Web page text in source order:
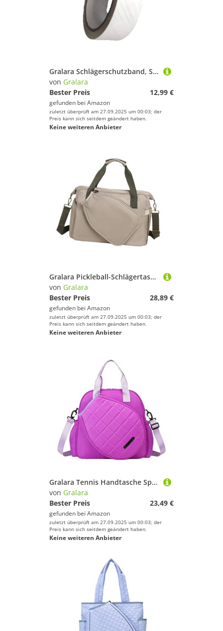
Gralara Schlägerschutzband, Selbstklebend, 5 M Lang, Wasserdicht, Schlägerkopfschutz
von Gralara
Bester Preis
12,99 €
gefunden bei Amazon
zuletzt überprüft am 27.09.2025 um 00:03; der
Preis kann sich seitdem geändert haben.
Keine weiteren Anbieter
Gralara Pickleball-Schlägertasche, Pickleball-Schlägertasche, Oxford-Stoff, Leichter professioneller Outdoor-Sport mit verstellbarem Riemen, GrÜn
von Gralara
Bester Preis
28,89 €
gefunden bei Amazon
zuletzt überprüft am 27.09.2025 um 00:03; der
Preis kann sich seitdem geändert haben.
Keine weiteren Anbieter
Gralara Tennis Handtasche Sporttasche Badminton Tennistasche Tragetasche Aus Oxford Gewebe mit Verstellbarem Schultergurt Und Großem Hauptfach für Damen Herr, Lila
von Gralara
Bester Preis
23,49 €
gefunden bei Amazon
zuletzt überprüft am 27.09.2025 um 00:03; der
Preis kann sich seitdem geändert haben.
Keine weiteren Anbieter